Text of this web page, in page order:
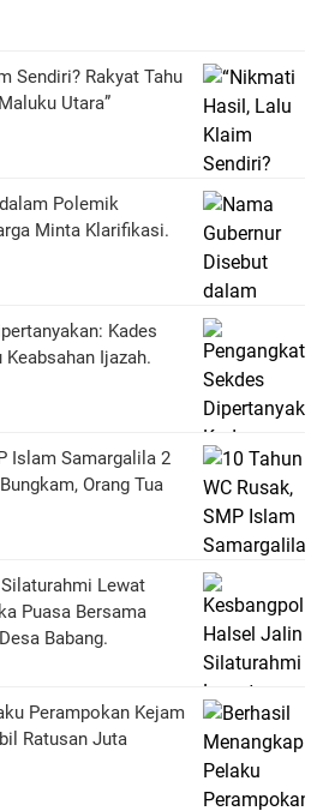
Sendiri? Rakyat Tahu
Utara”
Polemik
Minta Klarifikasi.
Kades
Ijazah.
Islam Samargalila 2
Orang Tua
Lewat
Puasa Bersama
Babang.
Perampokan Kejam
Ratusan Juta